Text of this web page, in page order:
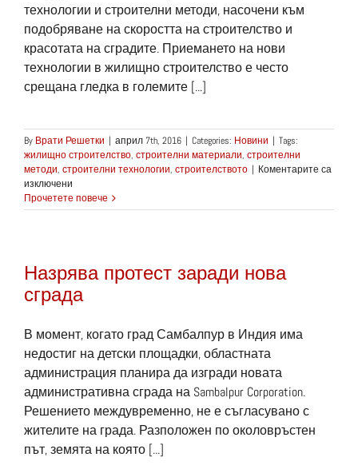
технологии и строителни методи, насочени към
подобряване на скоростта на строителство и
красотата на сградите. Приемането на нови
технологии в жилищно строителство е често
срещана гледка в големите [...]
By Врати Решетки | април 7th, 2016 | Categories: Новини | Tags:
жилищно строителство, строителни материали, строителни
методи, строителни технологии, строителството | Коментарите са
изключени
Навлизат
нови
Нигерия
Прочетете повече
Назрява протест заради нова
сграда
В момент, когато град Самбалпур в Индия има
недостиг на детски площадки, областната
администрация планира да изгради новата
административна сграда на Sambalpur Corporation.
Решението междувременно, не е съгласувано с
жителите на града. Разположен по околовръстен
път, земята на която [...]